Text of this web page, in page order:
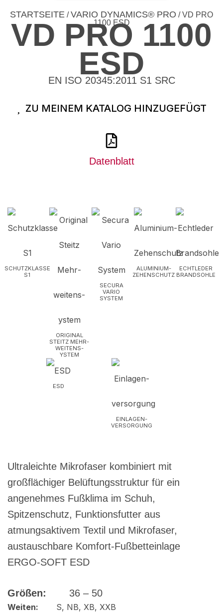
STARTSEITE /VARIO DYNAMICS® PRO / VD PRO
1100 ESD
VD PRO 1100
ESD
EN ISO 20345:2011 S1 SRC
ZU MEINEM KATALOG HINZUGEFÜGT
Datenblatt
SCHUTZKLASSE
S1
ORIGINAL
STEITZ MEHR­
WEITEN­S­
YSTEM
SECURA
VARIO
SYSTEM
ALUMINIUM-
ZEHENSCHUTZ
ECHTLEDER
BRANDSOHLE
ESD
EINLAGEN­
VERSORGUNG
Größen: 36 – 50
Weiten: S, NB, XB, XXB
Ultraleichte Mikrofaser kombiniert mit
großflächiger Belüftungsstruktur für ein
angenehmes Fußklima im Schuh,
Spitzenschutz, Funktionsfutter aus
atmungsaktivem Textil und Mikrofaser,
austauschbare Komfort-Fußbetteinlage
ERGO-SOFT ESD